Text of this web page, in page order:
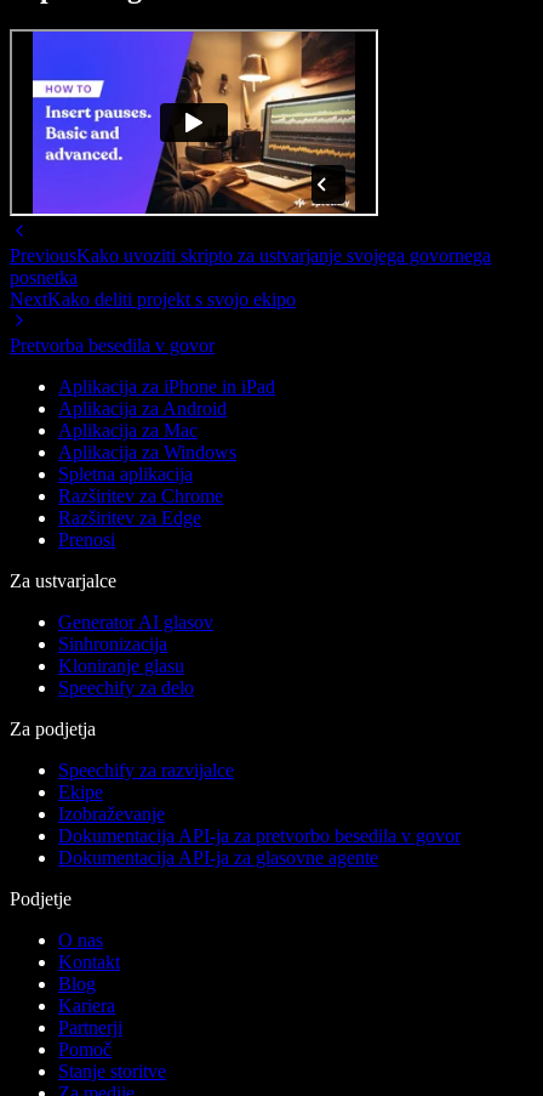
PreviousKako uvoziti skripto za ustvarjanje svojega govornega
posnetka
NextKako deliti projekt s svojo ekipo
Pretvorba besedila v govor
Aplikacija za iPhone in iPad
Aplikacija za Android
Aplikacija za Mac
Aplikacija za Windows
Spletna aplikacija
Razširitev za Chrome
Razširitev za Edge
Prenosi
Za ustvarjalce
Generator AI glasov
Sinhronizacija
Kloniranje glasu
Speechify za delo
Za podjetja
Speechify za razvijalce
Ekipe
Izobraževanje
Dokumentacija API-ja za pretvorbo besedila v govor
Dokumentacija API-ja za glasovne agente
Podjetje
O nas
Kontakt
Blog
Kariera
Partnerji
Pomoč
Stanje storitve